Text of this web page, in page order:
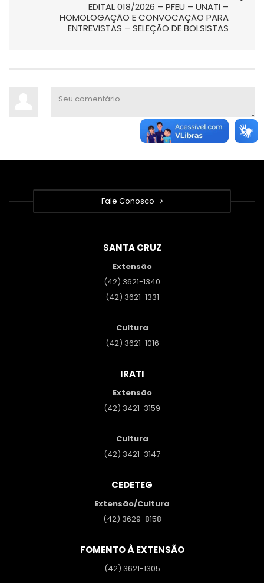
EDITAL 018/2026 – PFEU – UNATI –
HOMOLOGAÇÃO E CONVOCAÇÃO PARA
ENTREVISTAS – SELEÇÃO DE BOLSISTAS
Fale Conosco
SANTA CRUZ
Extensão
(42) 3621-1340
(42) 3621-1331
Cultura
(42) 3621-1016
IRATI
Extensão
(42) 3421-3159
Cultura
(42) 3421-3147
CEDETEG
Extensão/Cultura
(42) 3629-8158
FOMENTO À EXTENSÃO
(42) 3621-1305